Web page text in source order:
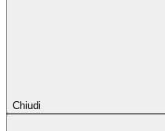
Chiudi